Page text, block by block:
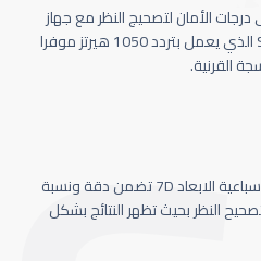
الأمان لتصحيج النظر مع جهاز
Schwind Amaris 1050 الذي يعمل بتردد 1050 هيرتز موفرا
القرنية.
كاميرا تتبع حركة العين سباعية الابعاد 7D تضمن دقة ونسبة
النظر بحيث تظهر النتائج بشكل